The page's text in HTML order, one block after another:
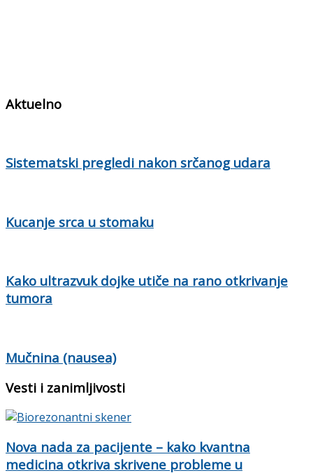
Aktuelno
Sistematski pregledi nakon srčanog udara
Kucanje srca u stomaku
Kako ultrazvuk dojke utiče na rano otkrivanje
tumora
Mučnina (nausea)
Vesti i zanimljivosti
Nova nada za pacijente – kako kvantna
medicina otkriva skrivene probleme u